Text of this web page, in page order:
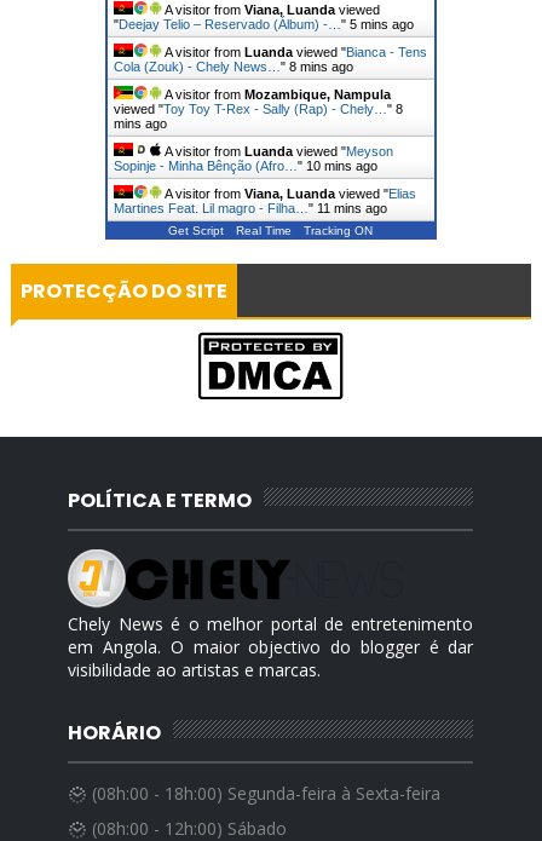
A visitor from Viana, Luandaviewed
"Deejay Telio – Reservado (Álbum) -… " 5 mins ago
A visitor from Luandaviewed "Bianca - Tens
Cola (Zouk) - Chely News… " 8 mins ago
A visitor from Mozambique, Nampula
viewed "Toy Toy T-Rex - Sally (Rap) - Chely… " 8
mins ago
A visitor from Luandaviewed "Meyson
Sopinje - Minha Bênção (Afro… " 10 mins ago
A visitor from Viana, Luandaviewed "Elias
Martines Feat. Lil magro - Filha… " 11 mins ago
Get Script Real Time Tracking ON
PROTECÇÃO DO SITE
POLÍTICA E TERMO
Chely News é o melhor portal de entretenimento
em Angola. O maior objectivo do blogger é dar
visibilidade ao artistas e marcas.
HORÁRIO
(08h:00 - 18h:00) Segunda-feira à Sexta-feira
(08h:00 - 12h:00) Sábado